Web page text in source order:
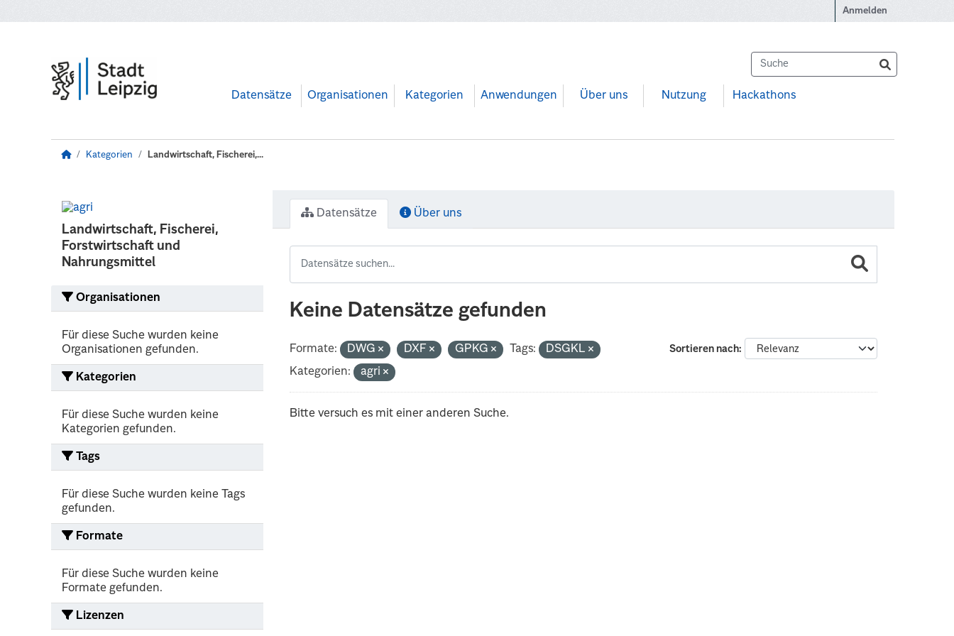
Anmelden
Datensätze Organisationen Kategorien Anwendungen Über uns Nutzung Hackathons
Kategorien Landwirtschaft, Fischerei,...
Landwirtschaft, Fischerei,
Forstwirtschaft und
Nahrungsmittel
Organisationen
Für diese Suche wurden keine
Organisationen gefunden.
Kategorien
Für diese Suche wurden keine
Kategorien gefunden.
Tags
Für diese Suche wurden keine Tags
gefunden.
Formate
Für diese Suche wurden keine
Formate gefunden.
Lizenzen
Datensätze Über uns
Keine Datensätze gefunden
Sortieren nach
Formate: DWG DXF GPKG Tags:
DSGKL
Kategorien:
agri
Bitte versuch es mit einer anderen Suche.